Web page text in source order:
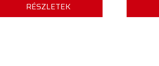
RÉSZLETEK